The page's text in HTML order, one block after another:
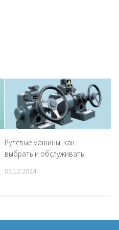
Рулевые машины: как
выбрать и обслуживать
05.12.2024